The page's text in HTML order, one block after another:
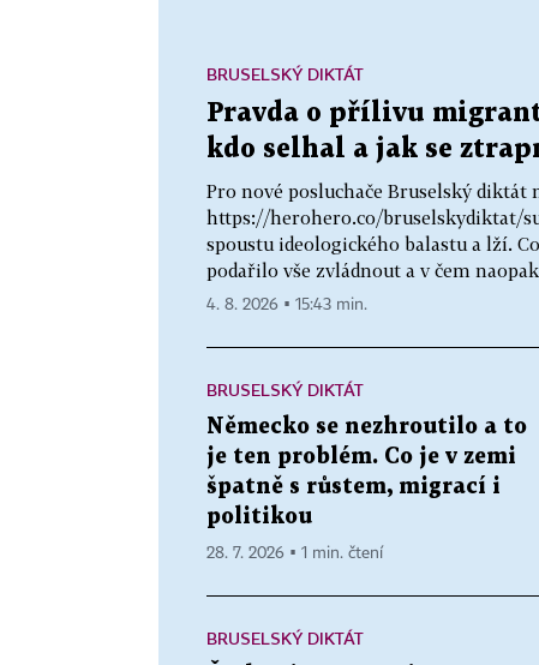
Pravda o přílivu
kdo selhal a jak se
Pro nové posluchače Bruselský diktát
https://herohero.co/bruselskydiktat/
spoustu ideologického balastu a lží.
podařilo vše zvládnout a v čem
BRUSELSKÝ DIKTÁT
4. 8. 2026 ▪ 15:43 min.
BRUSELSKÝ DIKTÁT
Německo se nezhroutilo a to
je ten problém. Co je v zemi
špatně s růstem, migrací i
politikou
28. 7. 2026 ▪ 1 min. čtení
BRUSELSKÝ DIKTÁT